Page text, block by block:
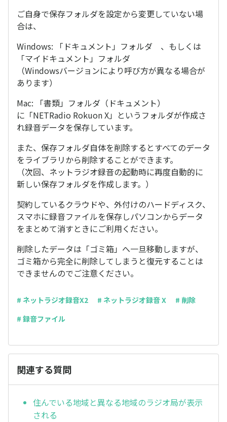
ご自身で保存フォルダを設定から変更していない場
合は、
Windows: 「ドキュメント」フォルダ 、もしくは
「マイドキュメント」フォルダ
（Windowsバージョンにより呼び方が異なる場合が
あります）
Mac: 「書類」フォルダ（ドキュメント）
に「NETRadio Rokuon X」というフォルダが作成さ
れ録音データを保存しています。
また、保存フォルダ自体を削除するとすべてのデータ
をライブラリから削除することができます。
（次回、ネットラジオ録音の起動時に再度自動的に
新しい保存フォルダを作成します。）
契約しているクラウドや、外付けのハードディスク、
スマホに録音ファイルを保存しパソコンからデータ
をまとめて消すときにご利用ください。
削除したデータは「ゴミ箱」へ一旦移動しますが、
ゴミ箱から完全に削除してしまうと復元することは
できませんのでご注意ください。
# ネットラジオ録音X2 # ネットラジオ録音 X
# 削除
# 録音ファイル
関連する質問
住んでいる地域と異なる地域のラジオ局が表示
される